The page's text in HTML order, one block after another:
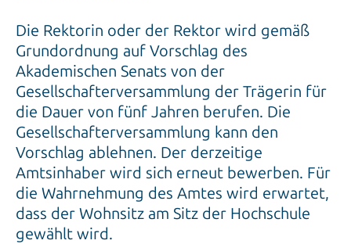
Die Rektorin oder der Rektor wird gemäß
Grundordnung auf Vorschlag des
Akademischen Senats von der
Gesellschafterversammlung der Trägerin für
die Dauer von fünf Jahren berufen. Die
Gesellschafterversammlung kann den
Vorschlag ablehnen. Der derzeitige
Amtsinhaber wird sich erneut bewerben. Für
die Wahrnehmung des Amtes wird erwartet,
dass der Wohnsitz am Sitz der Hochschule
gewählt wird.